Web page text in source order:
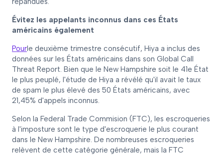
Évitez les appelants inconnus dans ces États
américains également
‍Pourle deuxième trimestre consécutif, Hiya a inclus des
données sur les États américains dans son Global Call
Threat Report. Bien que le New Hampshire soit le 41e État
le plus peuplé, l'étude de Hiya a révélé qu'il avait le taux
de spam le plus élevé des 50 États américains, avec
21,45% d'appels inconnus.
Selon la Federal Trade Commision (FTC), les escroqueries
à l'imposture sont le type d'escroquerie le plus courant
dans le New Hampshire. De nombreuses escroqueries
relèvent de cette catégorie générale, mais la FTC